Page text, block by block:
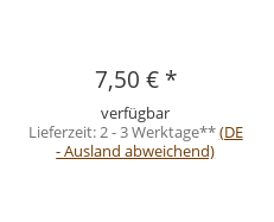
7,50 € *
verfügbar
Lieferzeit:2 - 3 Werktage**(DE
- Ausland abweichend)